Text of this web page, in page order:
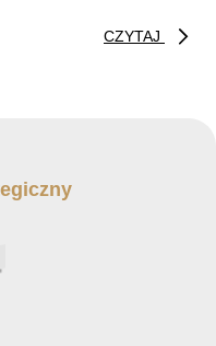
CZYTAJ